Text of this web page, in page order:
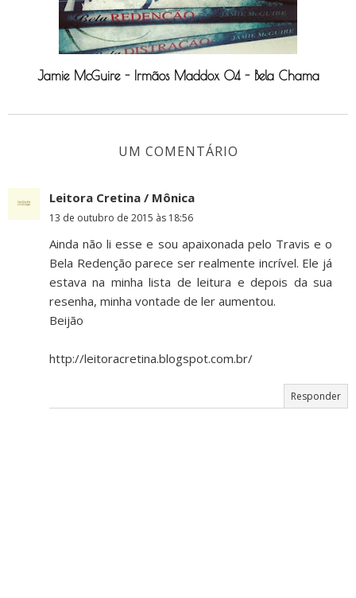
Jamie McGuire - Irmãos Maddox 04 - Bela Chama
UM COMENTÁRIO
Leitora Cretina / Mônica
13 de outubro de 2015 às 18:56
Ainda não li esse e sou apaixonada pelo Travis e o
Bela Redenção parece ser realmente incrível. Ele já
estava na minha lista de leitura e depois da sua
resenha, minha vontade de ler aumentou.
Beijão
http://leitoracretina.blogspot.com.br/
Responder